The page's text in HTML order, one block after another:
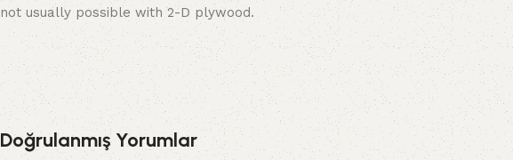
not usually possible with 2-D plywood.
Doğrulanmış Yorumlar